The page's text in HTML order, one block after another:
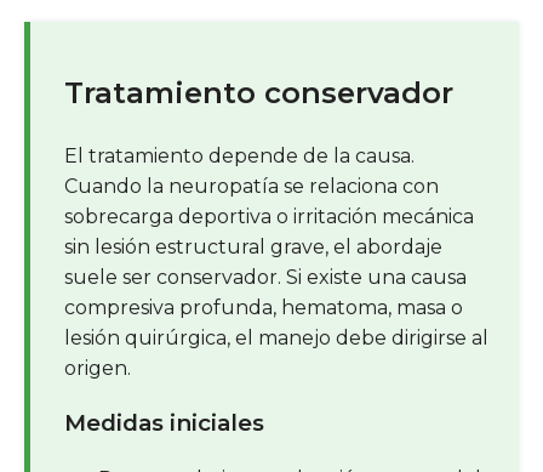
Tratamiento conservador
El tratamiento depende de la causa.
Cuando la neuropatía se relaciona con
sobrecarga deportiva o irritación mecánica
sin lesión estructural grave, el abordaje
suele ser conservador. Si existe una causa
compresiva profunda, hematoma, masa o
lesión quirúrgica, el manejo debe dirigirse al
origen.
Medidas iniciales